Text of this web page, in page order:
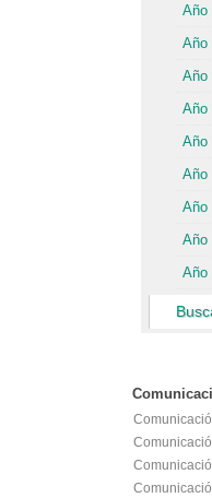
Año
Año
Año
Año
Año
Año
Año
Año
Año